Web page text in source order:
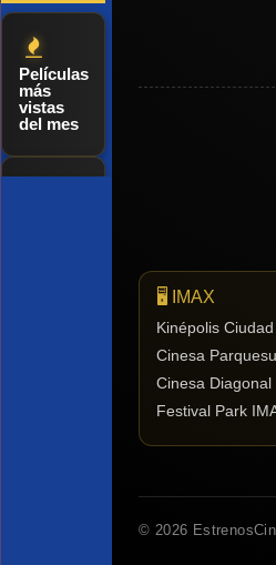
Películas
más
vistas
del mes
🖥️ IMAX
Kinépolis
Cinesa
Cinesa Diagonal
Festival Park
© 2026